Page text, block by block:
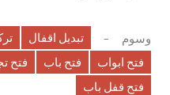
وسوم تبديل اقفال
فتح ابواب
فتح باب فتح
فتح قفل باب